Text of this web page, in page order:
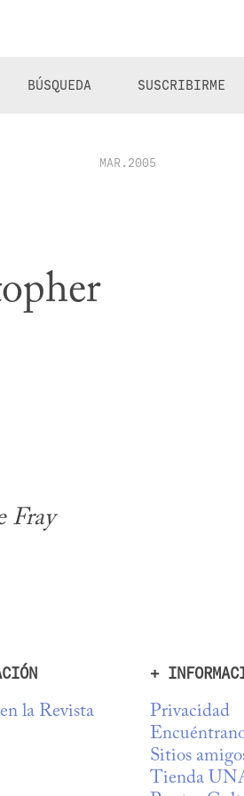
BÚSQUEDA SUSCRIBIRME
MAR.2005
Fray
la Revista
+
Privacidad
Sitios
Tienda